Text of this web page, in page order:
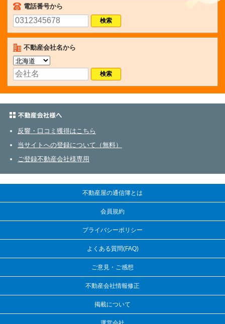
電話番号から
不動産会社名から
反響・口コミ獲得はこちら
当サイトへの登録について（無料）
ご登録不動産会社様専用
不動産屋の通信簿とは
会員規約
プライバシーポリシー
よくある質問(FAQ)
ご意見・ご感想
不動産会社情報修正
掲載について